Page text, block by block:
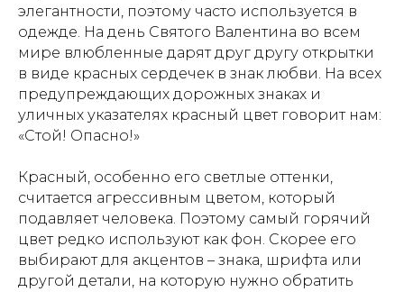
элегантности, поэтому часто используется в
одежде. На день Святого Валентина во всем
мире влюбленные дарят друг другу открытки
в виде красных сердечек в знак любви. На всех
предупреждающих дорожных знаках и
уличных указателях красный цвет говорит нам:
«Стой! Опасно!»
Красный, особенно его светлые оттенки,
считается агрессивным цветом, который
подавляет человека. Поэтому самый горячий
цвет редко используют как фон. Скорее его
выбирают для акцентов – знака, шрифта или
другой детали, на которую нужно обратить